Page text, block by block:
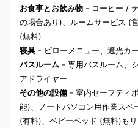
お食事とお飲み物 - コーヒー /
の場合あり)、ルームサービス (
(無料)
寝具 - ピローメニュー、遮光カ
バスルーム - 専用バスルーム、
アドライヤー
その他の設備 - 室内セーフティ
能)、ノートパソコン用作業スペ
(有料)、ベビーベッド (無料)も